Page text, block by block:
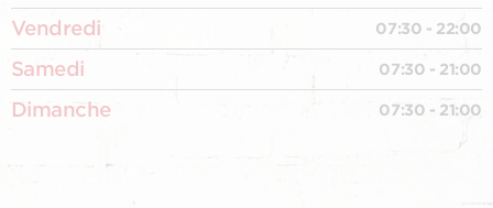
Vendredi 07:30 - 22:00
Samedi 07:30 - 21:00
Dimanche 07:30 - 21:00